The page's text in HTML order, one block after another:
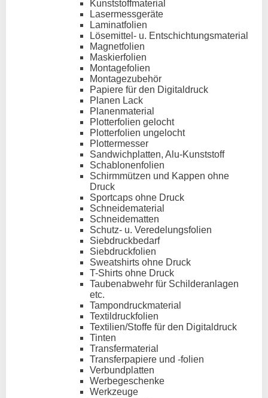
Kunststoffmaterial
Lasermessgeräte
Laminatfolien
Lösemittel- u. Entschichtungsmaterial
Magnetfolien
Maskierfolien
Montagefolien
Montagezubehör
Papiere für den Digitaldruck
Planen Lack
Planenmaterial
Plotterfolien gelocht
Plotterfolien ungelocht
Plottermesser
Sandwichplatten, Alu-Kunststoff
Schablonenfolien
Schirmmützen und Kappen ohne
Druck
Sportcaps ohne Druck
Schneidematerial
Schneidematten
Schutz- u. Veredelungsfolien
Siebdruckbedarf
Siebdruckfolien
Sweatshirts ohne Druck
T-Shirts ohne Druck
Taubenabwehr für Schilderanlagen
etc.
Tampondruckmaterial
Textildruckfolien
Textilien/Stoffe für den Digitaldruck
Tinten
Transfermaterial
Transferpapiere und -folien
Verbundplatten
Werbegeschenke
Werkzeuge